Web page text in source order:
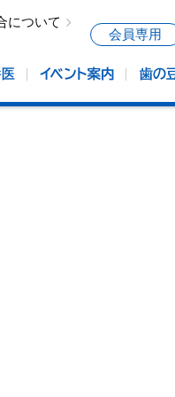
について
会員専用